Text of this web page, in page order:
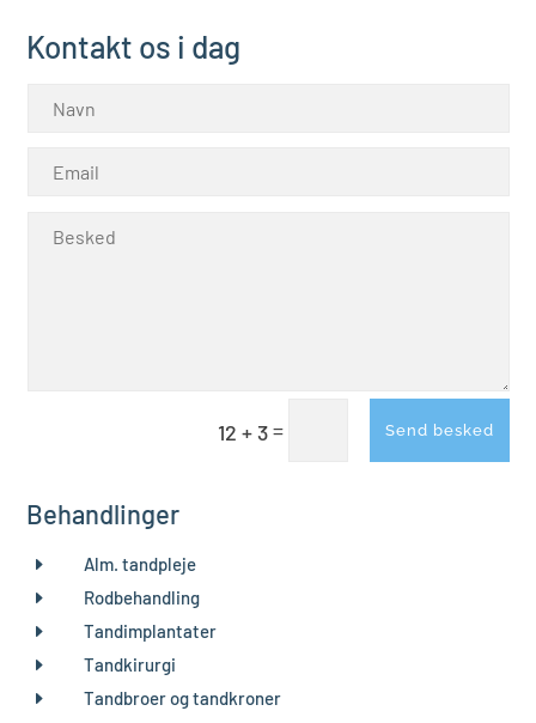
Kontakt os i dag
12 + 3= Send besked
Behandlinger
E
Alm. tandpleje
E
Rodbehandling
E
Tandimplantater
E
Tandkirurgi
E
Tandbroer og tandkroner